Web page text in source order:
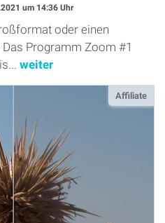
um 14:36 Uhr
oder einen
Programm Zoom #1
weiter
Affiliate